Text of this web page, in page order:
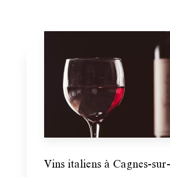
Vins italiens à Cagnes-